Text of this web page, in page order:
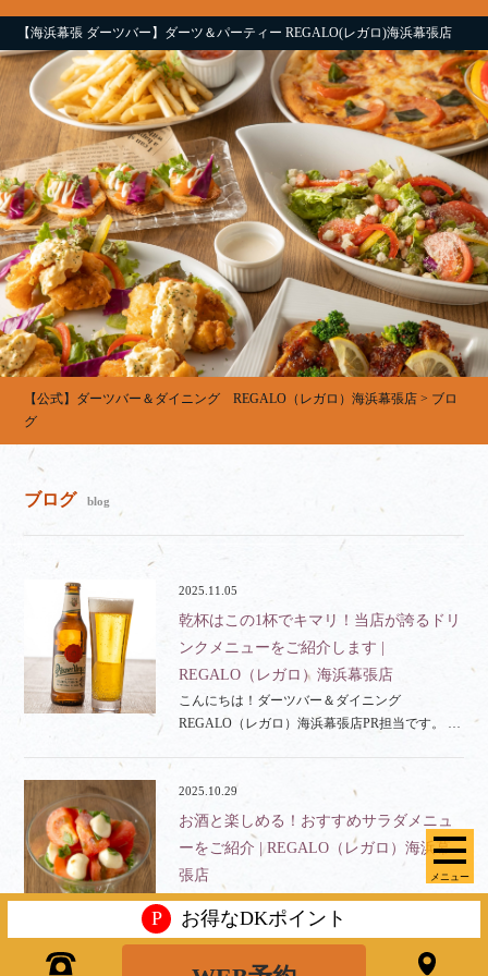
【海浜幕張 ダーツバー】ダーツ＆パーティー REGALO(レガロ)海浜幕張店
メニュー
【公式】ダーツバー＆ダイニング REGALO（レガロ）海浜幕張店 > ブロ
グ
ブログ blog
2025.11.05
乾杯はこの1杯でキマリ！当店が誇るドリ
ンクメニューをご紹介します |
REGALO（レガロ）海浜幕張店
こんにちは！ダーツバー＆ダイニング
REGALO（レガロ）海浜幕張店PR担当です。 …
2025.10.29
お酒と楽しめる！おすすめサラダメニュ
ーをご紹介 | REGALO（レガロ）海浜幕
張店
こんにちは！ダーツバー＆ダイニング
REGALO（レガロ）海浜幕張店PR担当です。 …
P お得なDKポイント